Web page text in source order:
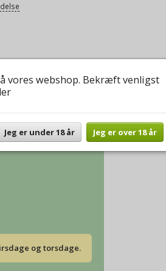
og torsdage.
vores webshop. Bekræft venligst
Jeg er under 18 år Jeg er over 18 år